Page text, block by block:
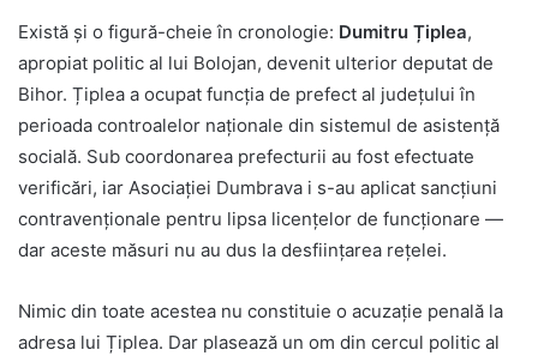
Există și o figură-cheie în cronologie: Dumitru Țiplea,
apropiat politic al lui Bolojan, devenit ulterior deputat de
Bihor. Țiplea a ocupat funcția de prefect al județului în
perioada controalelor naționale din sistemul de asistență
socială. Sub coordonarea prefecturii au fost efectuate
verificări, iar Asociației Dumbrava i s-au aplicat sancțiuni
contravenționale pentru lipsa licențelor de funcționare —
dar aceste măsuri nu au dus la desființarea rețelei.
Nimic din toate acestea nu constituie o acuzație penală la
adresa lui Țiplea. Dar plasează un om din cercul politic al